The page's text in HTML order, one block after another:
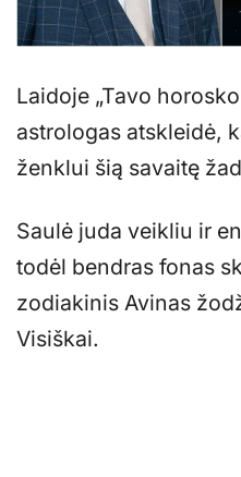
Laidoje „Tavo
astrologas atskleidė,
ženklui šią savaitę
Saulė juda veikliu ir
todėl bendras fonas
zodiakinis Avinas
Visiškai.